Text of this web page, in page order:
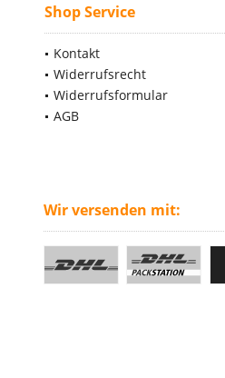
Shop Service
Kontakt
Widerrufsrecht
Widerrufsformular
AGB
Wir versenden mit: